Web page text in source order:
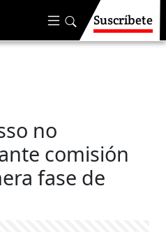
Suscríbete
no
comisión
fase de